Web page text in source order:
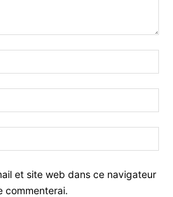
et site web dans ce navigateur
commenterai.